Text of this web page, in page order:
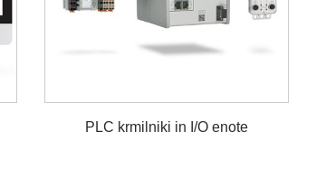
PLC krmilniki in I/O enote